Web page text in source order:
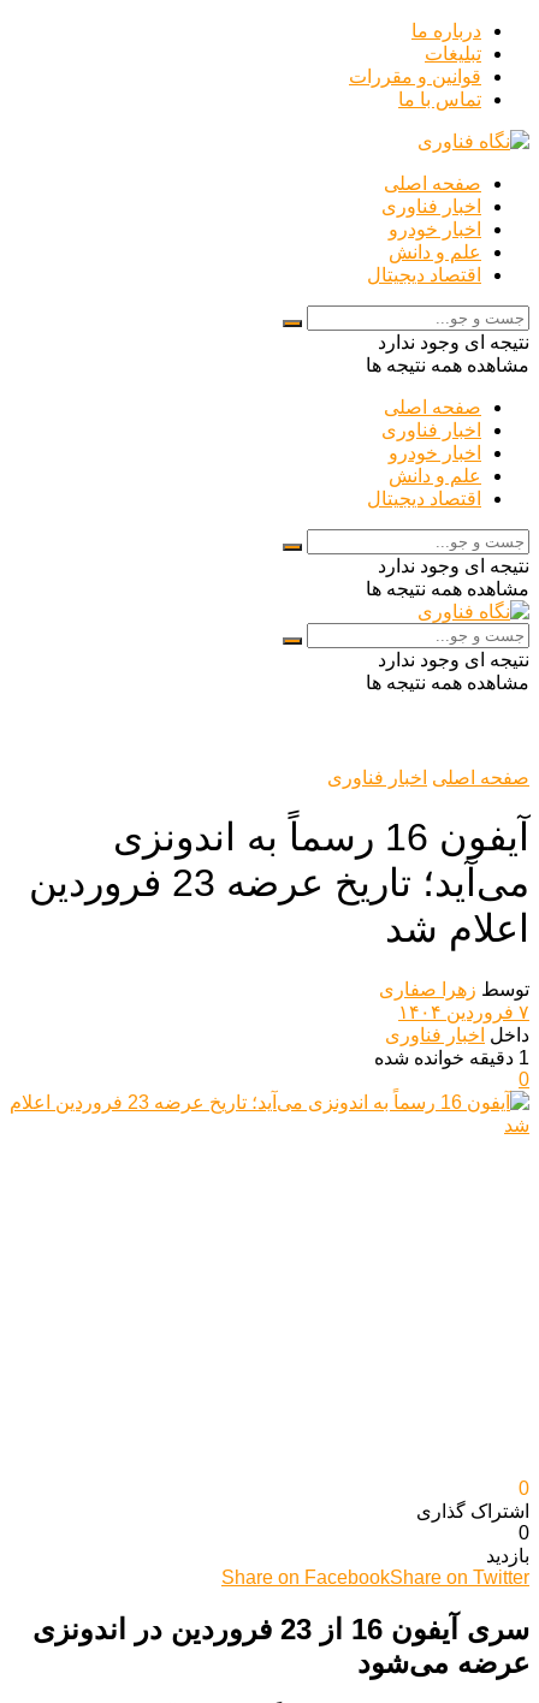
درباره ما
تبلیغات
قوانین و مقررات
تماس با ما
صفحه اصلی
اخبار فناوری
اخبار خودرو
علم و دانش
اقتصاد دیجیتال
نتیجه ای وجود ندارد
مشاهده همه نتیجه ها
صفحه اصلی
اخبار فناوری
اخبار خودرو
علم و دانش
اقتصاد دیجیتال
نتیجه ای وجود ندارد
مشاهده همه نتیجه ها
نتیجه ای وجود ندارد
مشاهده همه نتیجه ها
صفحه اصلی اخبار فناوری
آیفون 16 رسماً به اندونزی
می‌آید؛ تاریخ عرضه 23 فروردین
اعلام شد
توسط زهرا صفاری
۷ فروردین ۱۴۰۴
داخل اخبار فناوری
1 دقیقه خوانده شده
0
0
اشتراک گذاری‌
0
بازدید
Share on FacebookShare on Twitter
سری آیفون 16 از 23 فروردین در اندونزی
عرضه می‌شود